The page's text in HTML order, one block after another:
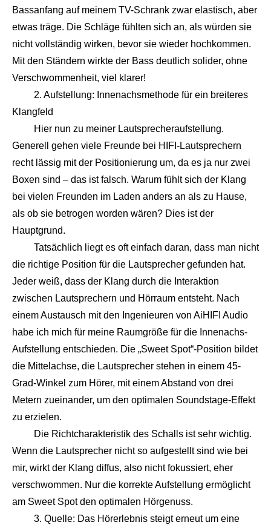
Bassanfang auf meinem TV-Schrank zwar elastisch, aber
etwas träge. Die Schläge fühlten sich an, als würden sie
nicht vollständig wirken, bevor sie wieder hochkommen.
Mit den Ständern wirkte der Bass deutlich solider, ohne
Verschwommenheit, viel klarer!
2. Aufstellung: Innenachsmethode für ein breiteres
Klangfeld
Hier nun zu meiner Lautsprecheraufstellung.
Generell gehen viele Freunde bei HIFI-Lautsprechern
recht lässig mit der Positionierung um, da es ja nur zwei
Boxen sind – das ist falsch. Warum fühlt sich der Klang
bei vielen Freunden im Laden anders an als zu Hause,
als ob sie betrogen worden wären? Dies ist der
Hauptgrund.
Tatsächlich liegt es oft einfach daran, dass man nicht
die richtige Position für die Lautsprecher gefunden hat.
Jeder weiß, dass der Klang durch die Interaktion
zwischen Lautsprechern und Hörraum entsteht. Nach
einem Austausch mit den Ingenieuren von AiHIFI Audio
habe ich mich für meine Raumgröße für die Innenachs-
Aufstellung entschieden. Die „Sweet Spot“-Position bildet
die Mittelachse, die Lautsprecher stehen in einem 45-
Grad-Winkel zum Hörer, mit einem Abstand von drei
Metern zueinander, um den optimalen Soundstage-Effekt
zu erzielen.
Die Richtcharakteristik des Schalls ist sehr wichtig.
Wenn die Lautsprecher nicht so aufgestellt sind wie bei
mir, wirkt der Klang diffus, also nicht fokussiert, eher
verschwommen. Nur die korrekte Aufstellung ermöglicht
am Sweet Spot den optimalen Hörgenuss.
3. Quelle: Das Hörerlebnis steigt erneut um eine